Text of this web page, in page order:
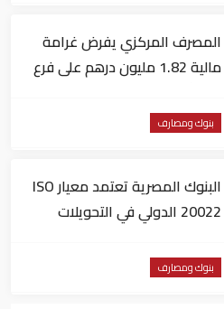
المصرف المركزي يفرض غرامة
مالية 1.82 مليون درهم على فرع
بنوك ومصارف
البنوك المصرية تعتمد معيار ISO
20022 الدولي في التحويلات
بنوك ومصارف